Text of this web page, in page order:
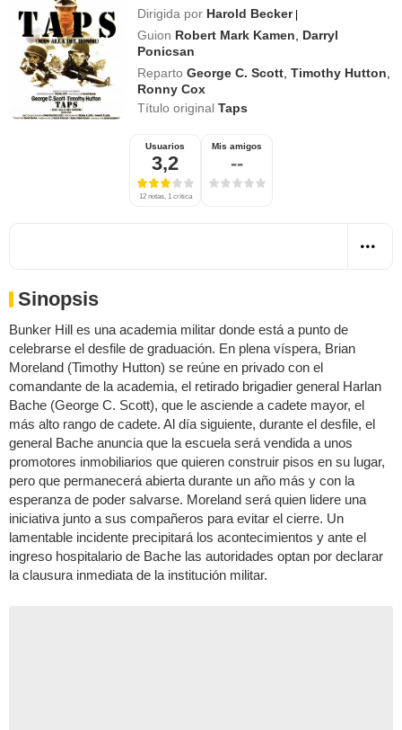
Dirigida por Harold Becker |
Guion Robert Mark Kamen
Darryl
Ponicsan
Reparto George C. Scott ,Timothy Hutton
Ronny Cox
Título originalTaps
Usuarios
3,2
12 notas, 1 crítica
Mis amigos
--
Sinopsis
Bunker Hill es una academia militar donde está a punto de
celebrarse el desfile de graduación. En plena víspera, Brian
Moreland (Timothy Hutton) se reúne en privado con el
comandante de la academia, el retirado brigadier general Harlan
Bache (George C. Scott), que le asciende a cadete mayor, el
más alto rango de cadete. Al día siguiente, durante el desfile, el
general Bache anuncia que la escuela será vendida a unos
promotores inmobiliarios que quieren construir pisos en su lugar,
pero que permanecerá abierta durante un año más y con la
esperanza de poder salvarse. Moreland será quien lidere una
iniciativa junto a sus compañeros para evitar el cierre. Un
lamentable incidente precipitará los acontecimientos y ante el
ingreso hospitalario de Bache las autoridades optan por declarar
la clausura inmediata de la institución militar.